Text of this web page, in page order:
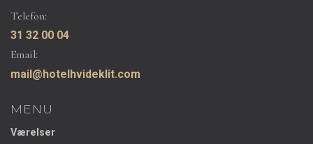
Telefon:
31 32 00 04
Email:
mail@hotelhvideklit.com
MENU
Værelser